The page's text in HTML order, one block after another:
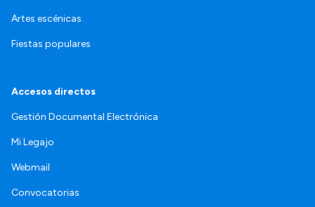
Artes escénicas
Fiestas populares
Accesos directos
Gestión Documental Electrónica
Mi Legajo
Webmail
Convocatorias